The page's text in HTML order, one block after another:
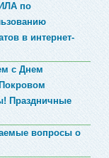
по
в интернет-
с Днем
Праздничные
вопросы о